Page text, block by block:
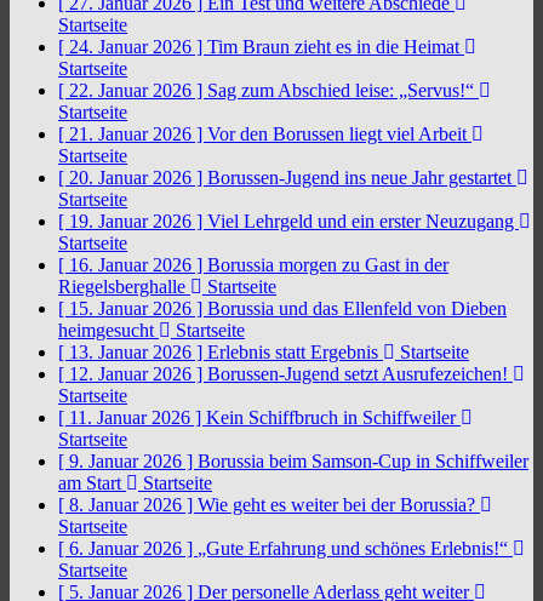
Startseite
[ 24. Januar 2026 ] Tim Braun zieht es in die Heimat
Startseite
[ 22. Januar 2026 ] Sag zum Abschied leise: „Servus!“
Startseite
[ 21. Januar 2026 ] Vor den Borussen liegt viel Arbeit
Startseite
[ 20. Januar 2026 ] Borussen-Jugend ins neue Jahr gestartet
Startseite
[ 19. Januar 2026 ] Viel Lehrgeld und ein erster Neuzugang
Startseite
[ 16. Januar 2026 ] Borussia morgen zu Gast in der
Riegelsberghalle
Startseite
[ 15. Januar 2026 ] Borussia und das Ellenfeld von Dieben
heimgesucht
Startseite
[ 13. Januar 2026 ] Erlebnis statt Ergebnis
Startseite
[ 12. Januar 2026 ] Borussen-Jugend setzt Ausrufezeichen!
Startseite
[ 11. Januar 2026 ] Kein Schiffbruch in Schiffweiler
Startseite
[ 9. Januar 2026 ] Borussia beim Samson-Cup in Schiffweiler
am Start
Startseite
[ 8. Januar 2026 ] Wie geht es weiter bei der Borussia?
Startseite
[ 6. Januar 2026 ] „Gute Erfahrung und schönes Erlebnis!“
Startseite
[ 5. Januar 2026 ] Der personelle Aderlass geht weiter